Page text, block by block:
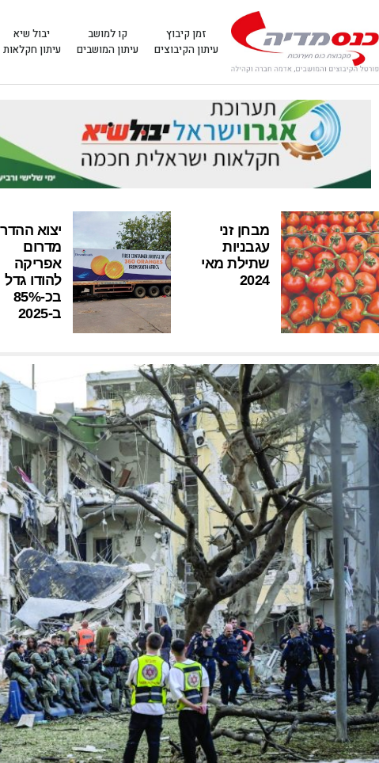
זמן קיבוץ
עיתון הקיבוצים
קו למושב
עיתון המושבים
יבול שיא
עיתון חקלאות
מבחן זני
עגבניות
שתילת מאי
2024
יצוא
מדרום
אפריקה
להודו גדל
בכ-85%
ב-2025